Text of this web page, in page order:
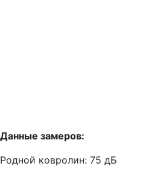
Данные замеров:
Родной ковролин: 75 дБ